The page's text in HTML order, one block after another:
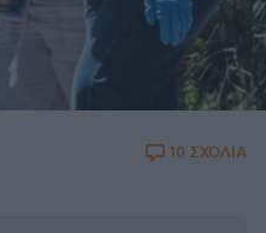
10 ΣΧΟΛΙΑ